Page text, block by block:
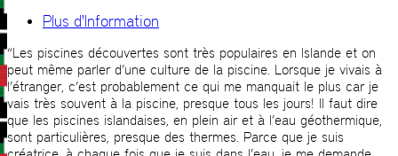
Plus d'Information
“Les piscines découvertes sont très populaires en Islande et on
peut même parler d’une culture de la piscine. Lorsque je vivais à
l’étranger, c’est probablement ce qui me manquait le plus car je
vais très souvent à la piscine, presque tous les jours! Il faut dire
que les piscines islandaises, en plein air et à l’eau géothermique,
sont particulières, presque des thermes. Parce que je suis